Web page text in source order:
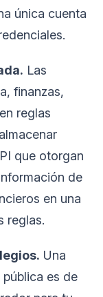
única cuenta
Las
finanzas,
reglas
que otorgan
de
en una
reglas.
Una
es de